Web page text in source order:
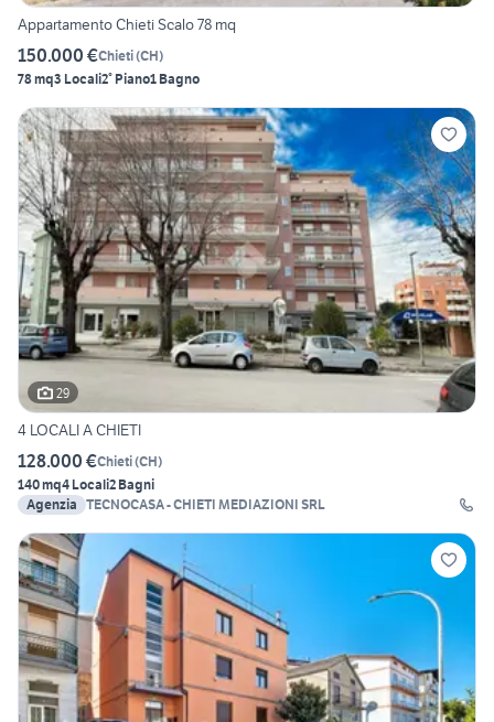
Appartamento Chieti Scalo 78 mq
150.000 €Chieti(CH)
78 mq3 Locali2° Piano1 Bagno
29
4 LOCALI A CHIETI
128.000 €Chieti(CH)
140 mq4 Locali2 Bagni
Agenzia TECNOCASA - CHIETI MEDIAZIONI SRL